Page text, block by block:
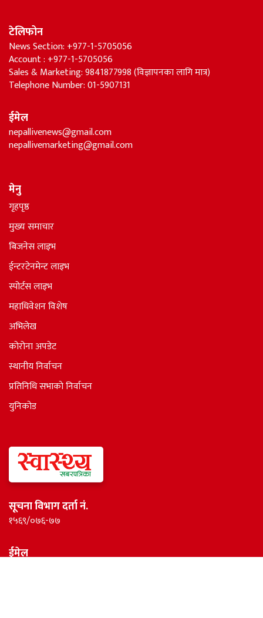
टेलिफोन
News Section: +977-1-5705056
Account : +977-1-5705056
Sales & Marketing: 9841877998 (विज्ञापनका लागि मात्र)
Telephone Number: 01-5907131
ईमेल
nepallivenews@gmail.com
nepallivemarketing@gmail.com
मेनु
गृहपृष्ठ
मुख्य समाचार
बिजनेस लाइभ
ईन्टरटेनमेन्ट लाइभ
स्पोर्टस लाइभ
महाधिवेशन विशेष
अभिलेख
कोरोना अपडेट
स्थानीय निर्वाचन
प्रतिनिधि सभाकाे निर्वाचन
युनिकोड
सूचना विभाग दर्ता नं.
१५६९/०७६-७७
ईमेल